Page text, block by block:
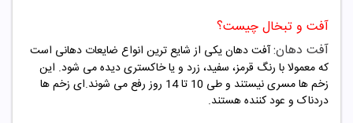
آفت و تبخال چیست؟
آفت دهان:آفت دهان یکی از شایع ترین انواع ضایعات دهانی است
که معمولا با رنگ قرمز، سفید، زرد و یا خاکستری دیده می شود. این
زخم ها مسری نیستند و طی 10 تا 14 روز رفع می شوند.ای زخم ها
دردناک و عود کننده هستند.